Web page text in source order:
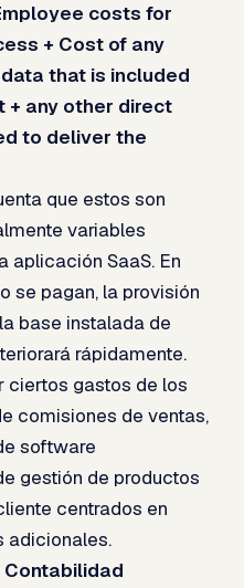
costs for
+ Cost of any
that is included
+ any other direct
to deliver the
que estos son
variables
aplicación SaaS. En
se pagan, la provisión
base instalada de
rápidamente.
ciertos gastos de los
comisiones de ventas,
software
gestión de productos
centrados en
adicionales.
Contabilidad